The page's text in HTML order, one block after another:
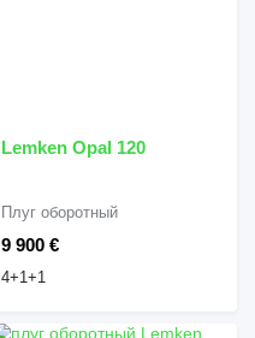
Lemken Opal 120
9 900 €
Плуг оборотный
4+1+1